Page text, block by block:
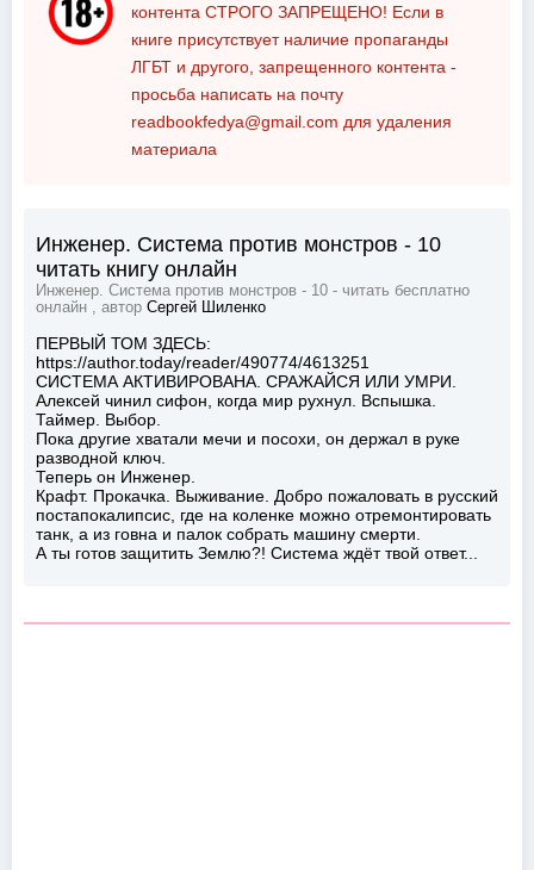
контента СТРОГО ЗАПРЕЩЕНО! Если в
книге присутствует наличие пропаганды
ЛГБТ и другого, запрещенного контента -
просьба написать на почту
readbookfedya@gmail.com для удаления
материала
Инженер. Система против монстров - 10
читать книгу онлайн
Инженер. Система против монстров - 10 - читать бесплатно
онлайн , автор Сергей Шиленко
ПЕРВЫЙ ТОМ ЗДЕСЬ:
https://author.today/reader/490774/4613251
СИСТЕМА АКТИВИРОВАНА. СРАЖАЙСЯ ИЛИ УМРИ.
Алексей чинил сифон, когда мир рухнул. Вспышка.
Таймер. Выбор.
Пока другие хватали мечи и посохи, он держал в руке
разводной ключ.
Теперь он Инженер.
Крафт. Прокачка. Выживание. Добро пожаловать в русский
постапокалипсис, где на коленке можно отремонтировать
танк, а из говна и палок собрать машину смерти.
А ты готов защитить Землю?! Система ждёт твой ответ...